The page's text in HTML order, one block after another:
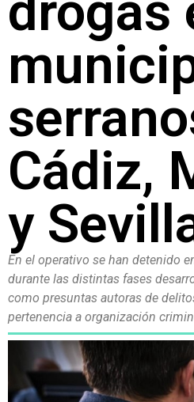
Cádiz,
y
En el operativo se han detenido
durante las distintas fases
como presuntas autoras de
pertenencia a organización